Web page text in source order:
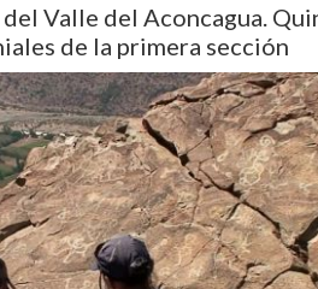
Valle del Aconcagua.
de la primera sección